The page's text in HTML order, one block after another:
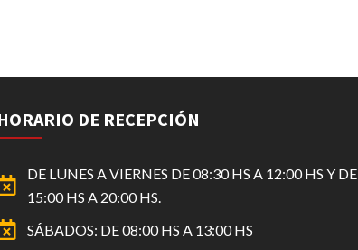
DE RECEPCIÓN
DE LUNES A VIERNES DE 08:30 HS A 12:00 HS Y DE
15:00 HS A 20:00 HS.
SÁBADOS: DE 08:00 HS A 13:00 HS